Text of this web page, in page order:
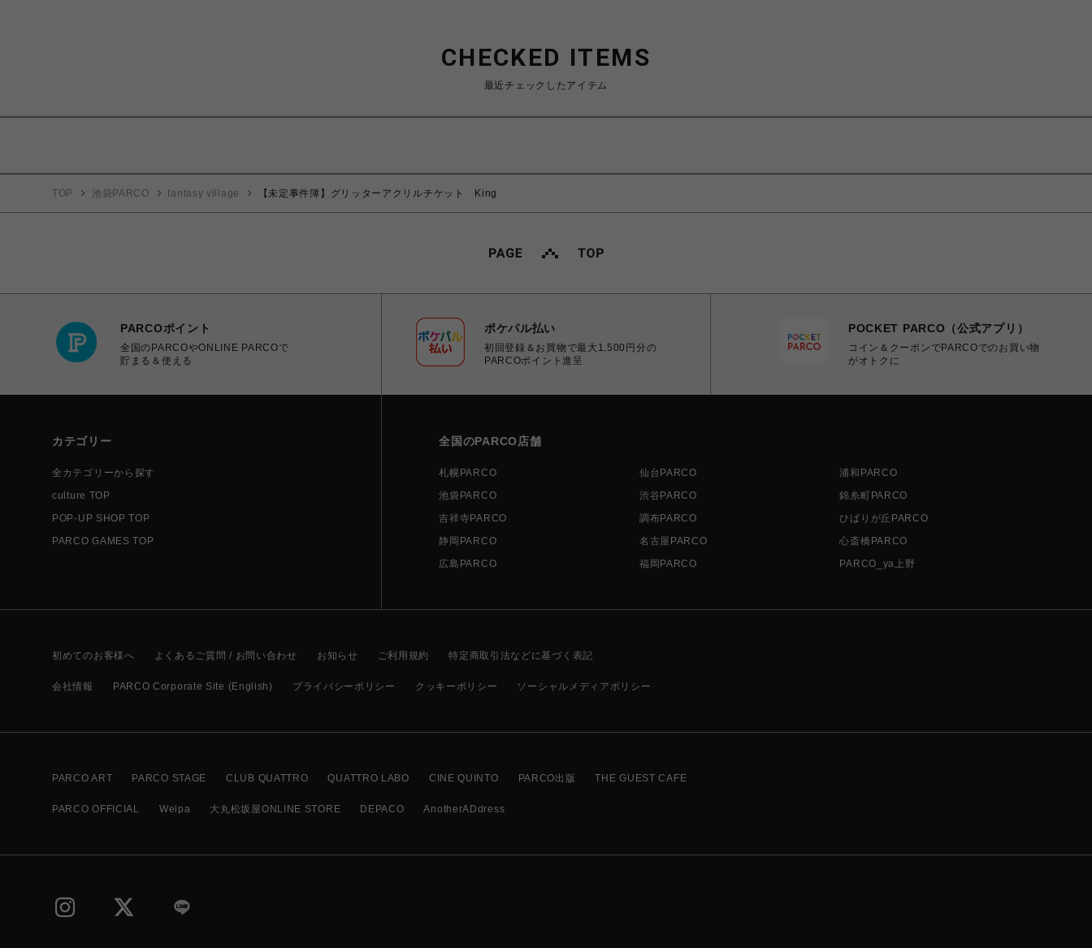
CHECKED ITEMS
最近チェックしたアイテム
TOP 池袋PARCO fantasy village 【未定事件簿】グリッターアクリルチケット King
PARCOポイント
全国のPARCOやONLINE PARCOで
貯まる＆使える
ポケパル払い
初回登録＆お買物で最大1,500円分の
PARCOポイント進呈
POCKET PARCO（公式アプリ）
コイン＆クーポンでPARCOでのお買い物
がオトクに
カテゴリー
全カテゴリーから探す
culture TOP
POP-UP SHOP TOP
PARCO GAMES TOP
全国のPARCO店舗
札幌PARCO 仙台PARCO
浦和PARCO
池袋PARCO
渋谷PARCO
錦糸町PARCO
吉祥寺PARCO
調布PARCO
ひばりが丘PARCO
静岡PARCO
名古屋PARCO
心斎橋PARCO
広島PARCO
福岡PARCO PARCO_ya上野
初めてのお客様へ よくあるご質問 / お問い合わせ お知らせ ご利用規約 特定商取引法などに基づく表記
会社情報 PARCO Corporate Site (English) プライバシーポリシー クッキーポリシー ソーシャルメディアポリシー
PARCO ART PARCO STAGE CLUB QUATTRO QUATTRO LABO CINE QUINTO PARCO出版 THE GUEST CAFE
PARCO OFFICIAL Welpa 大丸松坂屋ONLINE STORE DEPACO AnotherADdress